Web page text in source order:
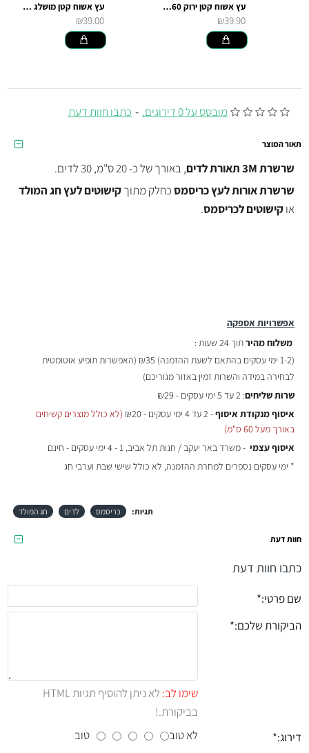
מובסס על 0 דירוגים. - כתבו חוות דעת
עץ אשוח קטן ירוק 60 סמ
₪39.90
עץ אשוח קטן מושלג 60 סמ
₪39.00
אפשרויות אספקה
משלוח מהירתוך 24 שעות :
(1-2 ימי עסקים בהתאם לשעת ההזמנה)
₪35 (האפשרות תופיע אוטומטית
לבחירה במידה והשרות זמין באזור מגוריכם)
שרות שליחים: 2 עד 5 ימי עסקים - ₪29
איסוף מנקודת איסוף- 2 עד 4 ימי עסקים - ₪20
(לא כולל מוצרים קשיחים
באורך מעל 60 ס"מ)
איסוף עצמי - משרד באר יעקב / חנות תל אביב, 1 - 4 ימי עסקים - חינם
* ימי עסקים נספרים למחרת ההזמנה, לא כולל שישי שבת וערבי חג
תאור המוצר
שרשרת 3M תאורת לדים
, באורך של כ- 20 ס"מ, 30 לדים.
שרשרת אורות לעץ כריסמסכחלק מתוךקישוטים לעץ חג המולד
אוקישוטים לכריסמס.
תגיות: כריסמס לדים חג המולד
חוות דעת
כתבו חוות דעת
שם פרטי:
הביקורת שלכם:
שימו לב:
לא ניתן להוסיף תגיות HTML
בביקורת.!
דירוג:
לא טוב טוב